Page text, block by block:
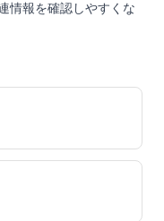
情報を確認しやすくな